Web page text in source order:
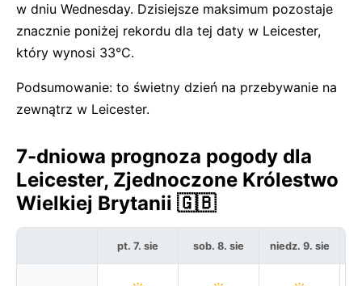
w dniu Wednesday. Dzisiejsze maksimum pozostaje
znacznie poniżej rekordu dla tej daty w Leicester,
który wynosi 33°C.
Podsumowanie: to świetny dzień na przebywanie na
zewnątrz w Leicester.
7-dniowa prognoza pogody dla
Leicester, Zjednoczone Królestwo
Wielkiej Brytanii 🇬🇧
pt. 7. sie sob. 8. sie niedz. 9. sie